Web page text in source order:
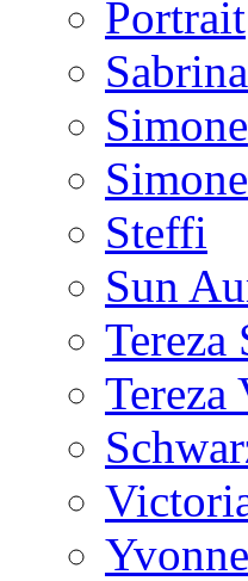
Portrait
Simone
Steffi
Sun
Tereza
Tereza
Yvonne